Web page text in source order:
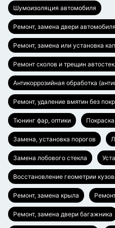
Шумоизоляция автомобиля
Ремонт, замена двери автомобиля
Ремонт, замена или установка
Ремонт сколов и трещин
Антикоррозийная обработка
Ремонт, удаление вмятин без
Тюнинг фар, оптики
Замена, установка порогов
Замена лобового стекла
Восстановление геометрии
Ремонт, замена крыла
Ремонт, замена двери багажника